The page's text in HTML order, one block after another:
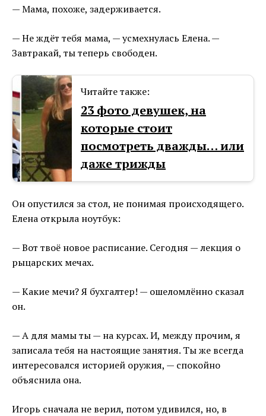
— Мама, похоже, задерживается.
— Не ждёт тебя мама, — усмехнулась Елена. —
Завтракай, ты теперь свободен.
Читайте также:
23 фото девушек, на
которые стоит
посмотреть дважды… или
даже трижды
Он опустился за стол, не понимая происходящего.
Елена открыла ноутбук:
— Вот твоё новое расписание. Сегодня — лекция о
рыцарских мечах.
— Какие мечи? Я бухгалтер! — ошеломлённо сказал
он.
— А для мамы ты — на курсах. И, между прочим, я
записала тебя на настоящие занятия. Ты же всегда
интересовался историей оружия, — спокойно
объяснила она.
Игорь сначала не верил, потом удивился, но, в